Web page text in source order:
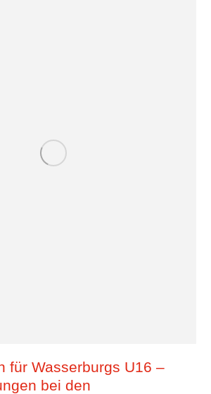
für Wasserburgs U16 –
bei den